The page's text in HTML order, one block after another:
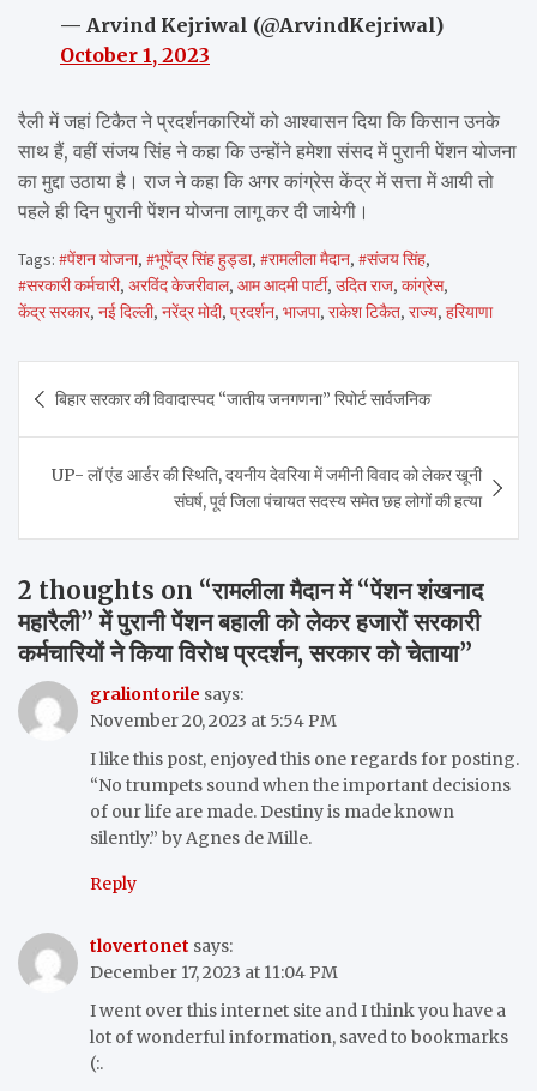
— Arvind Kejriwal (@ArvindKejriwal)
October 1, 2023
रैली में जहां टिकैत ने प्रदर्शनकारियों को आश्वासन दिया कि किसान उनके
साथ हैं, वहीं संजय सिंह ने कहा कि उन्होंने हमेशा संसद में पुरानी पेंशन योजना
का मुद्दा उठाया है। राज ने कहा कि अगर कांग्रेस केंद्र में सत्ता में आयी तो
पहले ही दिन पुरानी पेंशन योजना लागू कर दी जायेगी।
Tags: #पेंशन योजना, #भूपेंद्र सिंह हुड्डा, #रामलीला मैदान, #संजय सिंह,
#सरकारी कर्मचारी, अरविंद केजरीवाल, आम आदमी पार्टी, उदित राज, कांग्रेस,
केंद्र सरकार, नई दिल्ली, नरेंद्र मोदी, प्रदर्शन, भाजपा, राकेश टिकैत, राज्य, हरियाणा
navigation
बिहार सरकार की विवादास्पद “जातीय जनगणना” रिपोर्ट सार्वजनिक
UP- लॉ एंड आर्डर की स्थिति, दयनीय देवरिया में जमीनी विवाद को लेकर खूनी
संघर्ष, पूर्व जिला पंचायत सदस्य समेत छह लोगों की हत्या
2 thoughts on “रामलीला मैदान में “पेंशन शंखनाद
महारैली” में पुरानी पेंशन बहाली को लेकर हजारों सरकारी
कर्मचारियों ने किया विरोध प्रदर्शन, सरकार को चेताया”
graliontorile says:
November 20, 2023 at 5:54 PM
I like this post, enjoyed this one regards for posting.
“No trumpets sound when the important decisions
of our life are made. Destiny is made known
silently.” by Agnes de Mille.
Reply
tlovertonet says:
December 17, 2023 at 11:04 PM
I went over this internet site and I think you have a
lot of wonderful information, saved to bookmarks
(:.